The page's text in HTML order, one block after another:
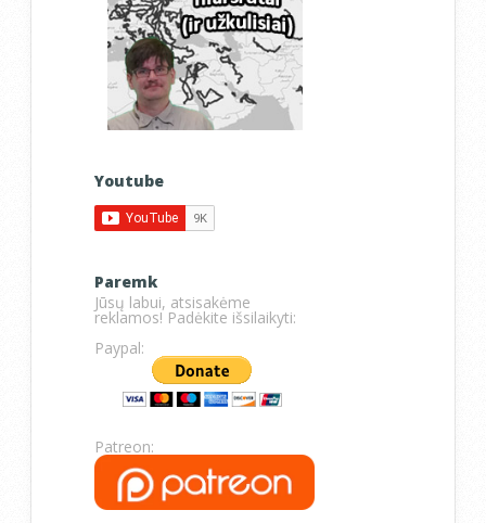
Youtube
Paremk
Jūsų labui, atsisakėme
reklamos! Padėkite išsilaikyti:
Paypal:
Patreon: